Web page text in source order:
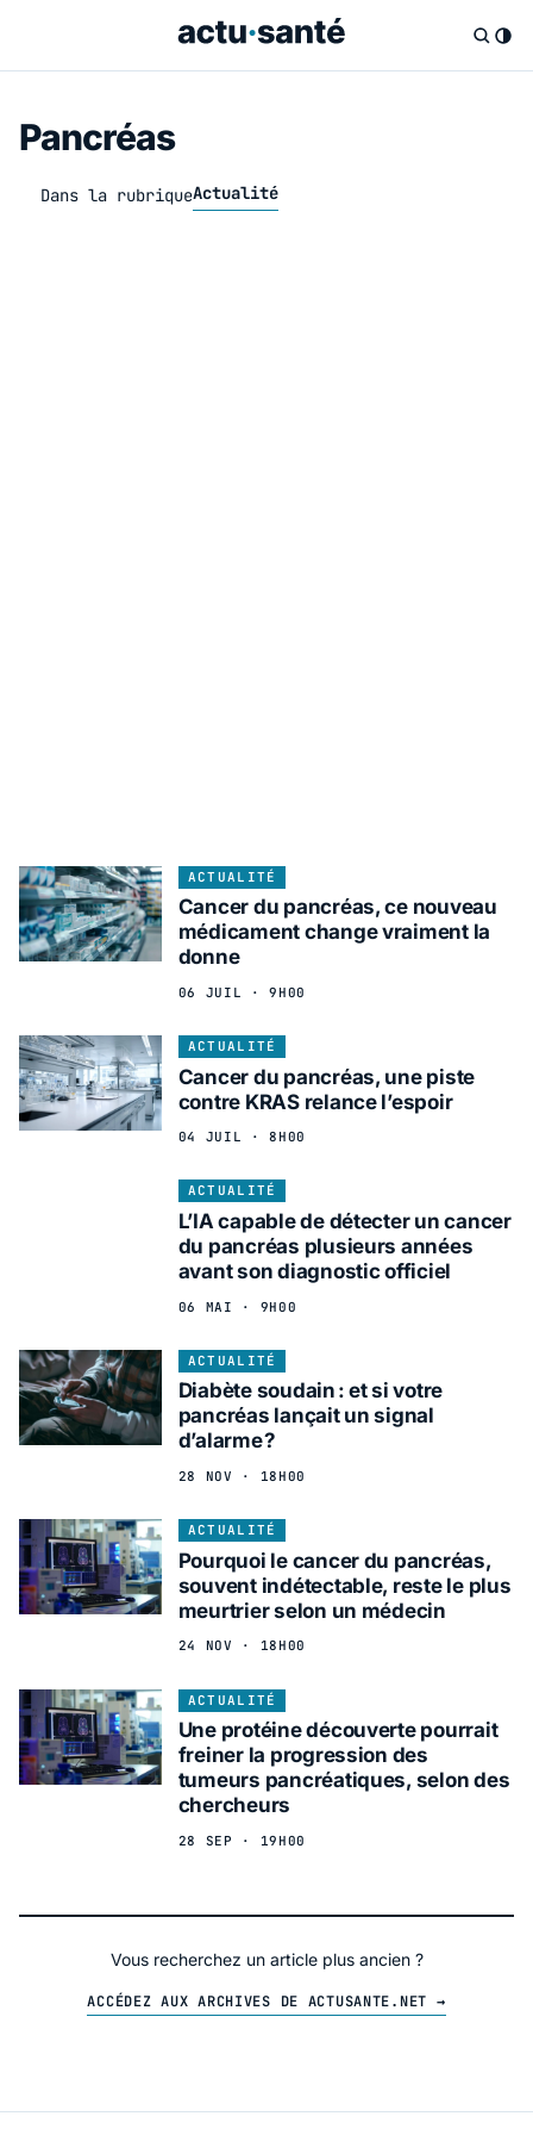
Pancréas
Dans la rubriqueActualité
ACTUALITÉ
Cancer du pancréas, ce nouveau
médicament change vraiment la
donne
06 JUIL · 9H00
ACTUALITÉ
Cancer du pancréas, une piste
contre KRAS relance l’espoir
04 JUIL · 8H00
ACTUALITÉ
L’IA capable de détecter un cancer
du pancréas plusieurs années
avant son diagnostic officiel
06 MAI · 9H00
ACTUALITÉ
Diabète soudain : et si votre
pancréas lançait un signal
d’alarme ?
28 NOV · 18H00
ACTUALITÉ
Pourquoi le cancer du pancréas,
souvent indétectable, reste le plus
meurtrier selon un médecin
24 NOV · 18H00
ACTUALITÉ
Une protéine découverte pourrait
freiner la progression des
tumeurs pancréatiques, selon des
chercheurs
28 SEP · 19H00
Vous recherchez un article plus ancien ?
ACCÉDEZ AUX ARCHIVES DE ACTUSANTE.NET →